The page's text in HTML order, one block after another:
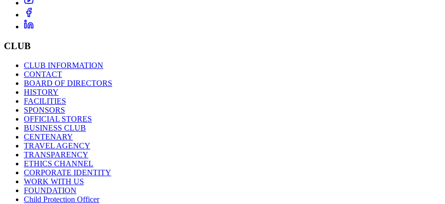
CLUB
CLUB INFORMATION
CONTACT
BOARD OF DIRECTORS
HISTORY
FACILITIES
SPONSORS
OFFICIAL STORES
BUSINESS CLUB
CENTENARY
TRAVEL AGENCY
TRANSPARENCY
ETHICS CHANNEL
CORPORATE IDENTITY
WORK WITH US
FOUNDATION
Child Protection Officer